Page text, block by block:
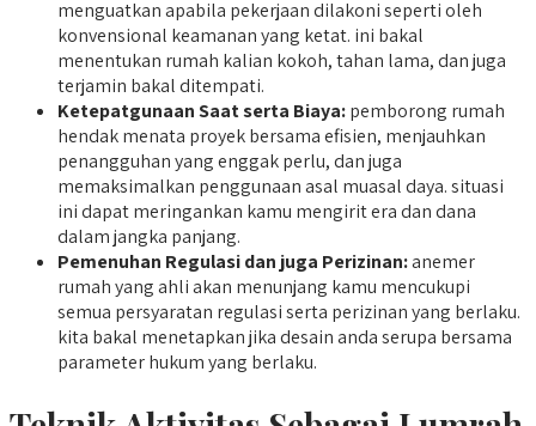
menguatkan apabila pekerjaan dilakoni seperti oleh
konvensional keamanan yang ketat. ini bakal
menentukan rumah kalian kokoh, tahan lama, dan juga
terjamin bakal ditempati.
Ketepatgunaan Saat serta Biaya:pemborong rumah
hendak menata proyek bersama efisien, menjauhkan
penangguhan yang enggak perlu, dan juga
memaksimalkan penggunaan asal muasal daya. situasi
ini dapat meringankan kamu mengirit era dan dana
dalam jangka panjang.
Pemenuhan Regulasi dan juga Perizinan:anemer
rumah yang ahli akan menunjang kamu mencukupi
semua persyaratan regulasi serta perizinan yang berlaku.
kita bakal menetapkan jika desain anda serupa bersama
parameter hukum yang berlaku.